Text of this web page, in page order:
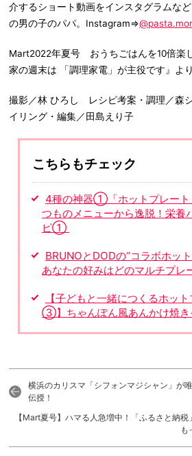
介するショート動画をインスタグラムな
の男の子のパパ。Instagram⇒
Mart2022年夏号 おうちごはんを10倍楽
家の週末は 「調理家電」が主役です』より
撮影／林 ひろし レシピ考案・調理／森
イリング・編集／田島えり子
こちらもチェック
4種の神器①「ホットプレート
つものメニューから逸脱！栄養
ピ①
BRUNOとDODの“コラボホッ
あなたの好みはどのマルチプレ
【子どもと一緒につくるホッ
③】ちゃんぽん風あんかけ焼き
横浜のカリスマ「シフォンマジシャン」が
伝授！
【Mart夏号】ハマる人急増中！「ふるさと納
も